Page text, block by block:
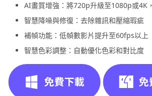
AI畫質增強：將720p升級至1080p或4K
智慧降噪與修復：去除雜訊和壓縮瑕疵
補幀功能：低幀數影片提升至60fps以上
智慧色彩調整：自動優化色彩和對比度